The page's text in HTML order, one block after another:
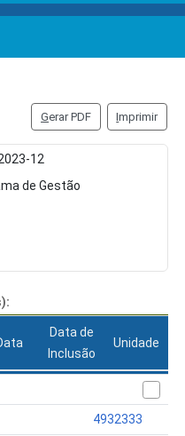
Gerar PDF Imprimir
12
de Gestão
Data de
Inclusão
Unidade
4932333